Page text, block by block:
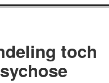
toch